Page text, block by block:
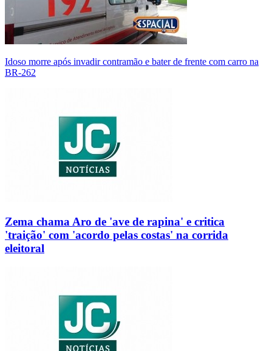
Idoso morre após invadir contramão e bater de frente com carro na
BR-262
Zema chama Aro de 'ave de rapina' e critica
'traição' com 'acordo pelas costas' na corrida
eleitoral